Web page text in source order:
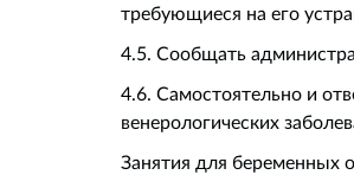
требующиеся на его
4.5. Сообщать
4.6. Самостоятельно и
венерологических
Занятия для беременных